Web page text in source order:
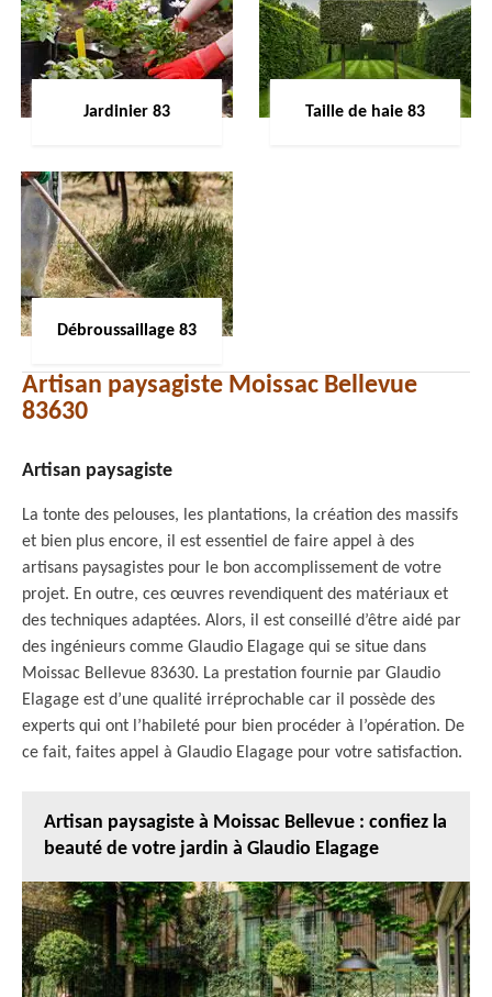
Jardinier 83 Taille de haie 83
Débroussaillage 83
Artisan paysagiste Moissac Bellevue
83630
Artisan paysagiste
La tonte des pelouses, les plantations, la création des massifs
et bien plus encore, il est essentiel de faire appel à des
artisans paysagistes pour le bon accomplissement de votre
projet. En outre, ces œuvres revendiquent des matériaux et
des techniques adaptées. Alors, il est conseillé d’être aidé par
des ingénieurs comme Glaudio Elagage qui se situe dans
Moissac Bellevue 83630. La prestation fournie par Glaudio
Elagage est d’une qualité irréprochable car il possède des
experts qui ont l’habileté pour bien procéder à l’opération. De
ce fait, faites appel à Glaudio Elagage pour votre satisfaction.
Artisan paysagiste à Moissac Bellevue : confiez la
beauté de votre jardin à Glaudio Elagage